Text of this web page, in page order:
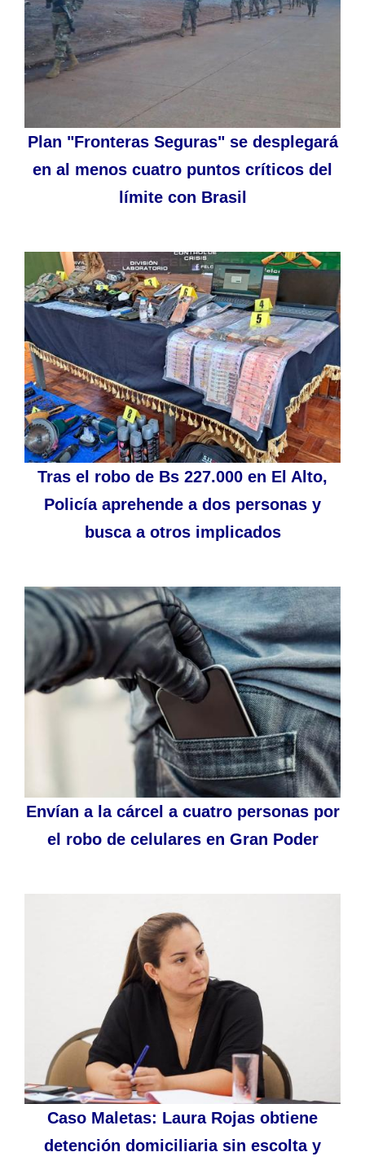
Plan "Fronteras Seguras" se desplegará
en al menos cuatro puntos críticos del
límite con Brasil
Tras el robo de Bs 227.000 en El Alto,
Policía aprehende a dos personas y
busca a otros implicados
Envían a la cárcel a cuatro personas por
el robo de celulares en Gran Poder
Caso Maletas: Laura Rojas obtiene
detención domiciliaria sin escolta y